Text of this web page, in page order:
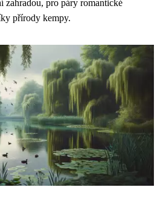
zahradou, pro páry romantické
přírody kempy.